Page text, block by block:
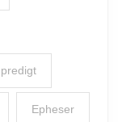
Epheser